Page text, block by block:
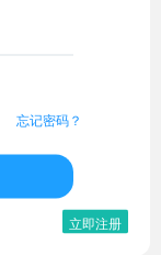
忘记密码？
立即注册